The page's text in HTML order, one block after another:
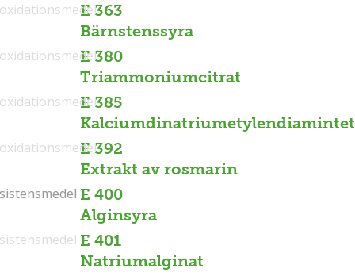
E 363
Bärnstenssyra
E 380
Triammoniumcitrat
E 385
E 392
Extrakt av rosmarin
E 400
Alginsyra
E 401
Natriumalginat